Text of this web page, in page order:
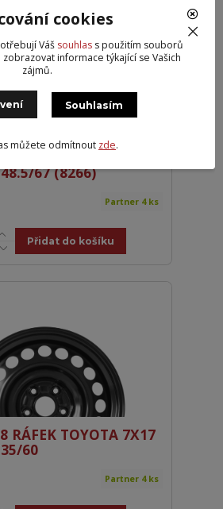
67 (8266)
Partner 4 ks
Přidat do košíku
RÁFEK TOYOTA 7X17
60
Partner 4 ks
cookies
Váš souhlass použitím souborů
informace týkající se Vašich
zájmů.
Souhlasím
můžete odmítnout zde.